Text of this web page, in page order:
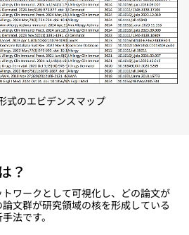
式のエビデンスマップ
？
ワークとして可視化し、どの論文が
文群が研究領域の核を形成している
法です。